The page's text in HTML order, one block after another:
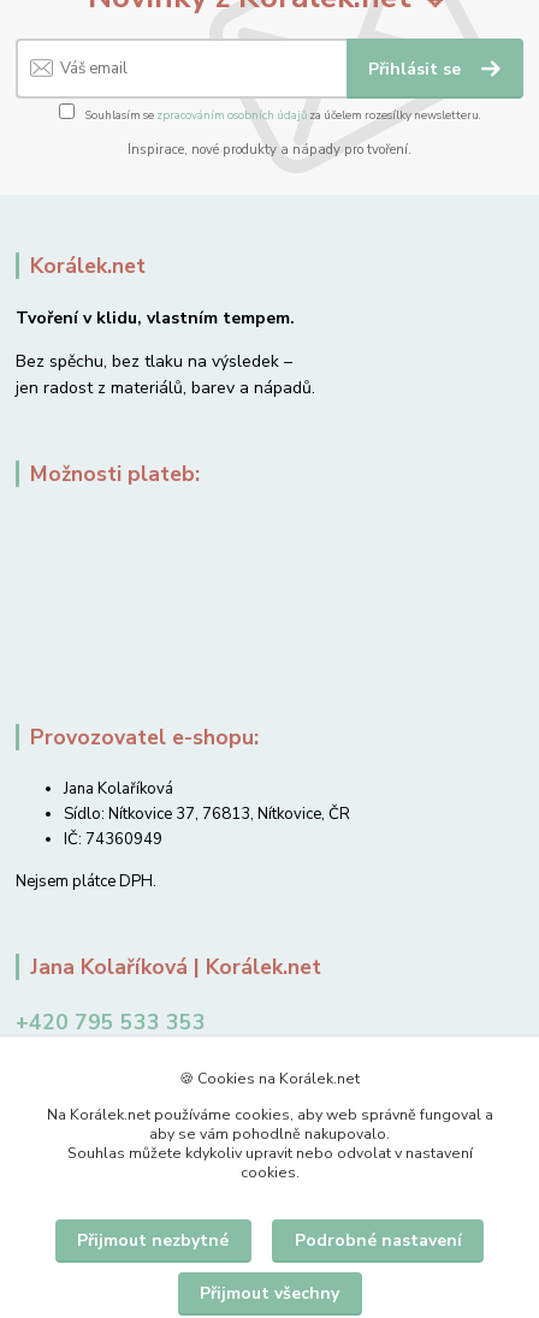
Přihlásit se
Souhlasím se zpracováním osobních údajůza účelem rozesílky newsletteru.
Inspirace, nové produkty a nápady pro tvoření.
Korálek.net
Tvoření v klidu, vlastním tempem.
Bez spěchu, bez tlaku na výsledek –
jen radost z materiálů, barev a nápadů.
Možnosti plateb:
Provozovatel e-shopu:
Jana Kolaříková
Sídlo: Nítkovice 37, 76813, Nítkovice, ČR
IČ: 74360949
Nejsem plátce DPH.
Jana Kolaříková | Korálek.net
+420 795 533 353
jkolarikova@koralek.net
Upravit sběr cookies.
🍪 Cookies na Korálek.net
Na Korálek.net používáme cookies, aby web správně fungoval a
aby se vám pohodlně nakupovalo.
Souhlas můžete kdykoliv upravit nebo odvolat v nastavení
cookies.
Přijmout nezbytné Podrobné nastavení
Přijmout všechny